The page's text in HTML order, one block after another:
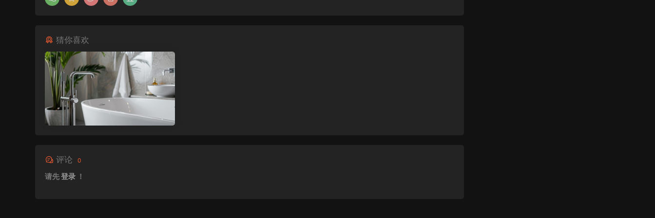
猜你喜欢
评论 0
请先登录 ！